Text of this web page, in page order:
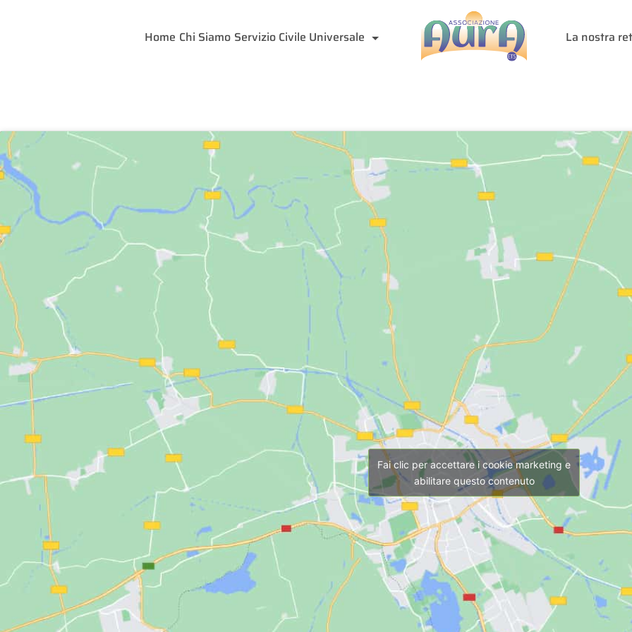
Home Chi Siamo Servizio Civile Universale La nostra
Fai clic per accettare i cookie marketing e
abilitare questo contenuto